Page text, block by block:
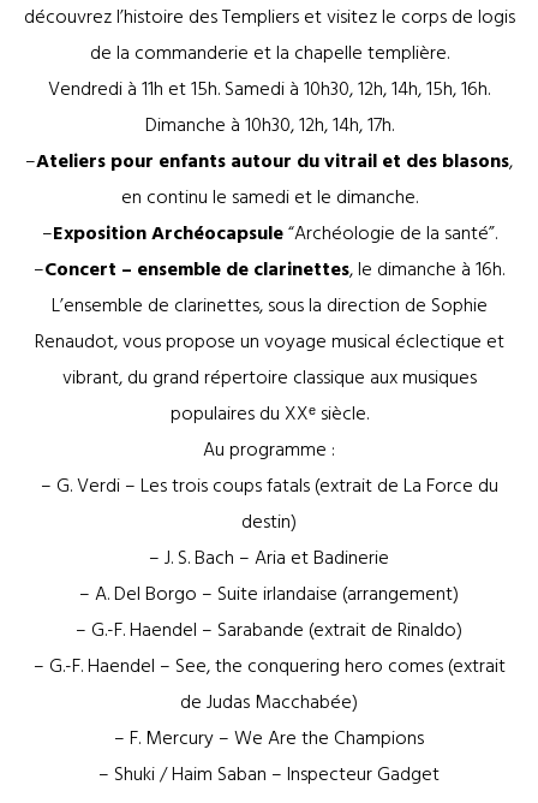
découvrez l’histoire des Templiers et visitez le corps de logis
de la commanderie et la chapelle templière.
Vendredi à 11h et 15h. Samedi à 10h30, 12h, 14h, 15h, 16h.
Dimanche à 10h30, 12h, 14h, 17h.
–Ateliers pour enfants autour du vitrail et des blasons,
en continu le samedi et le dimanche.
–Exposition Archéocapsule“Archéologie de la santé”.
–Concert – ensemble de clarinettes, le dimanche à 16h.
L’ensemble de clarinettes, sous la direction de Sophie
Renaudot, vous propose un voyage musical éclectique et
vibrant, du grand répertoire classique aux musiques
populaires du XXᵉ siècle.
Au programme :
– G. Verdi – Les trois coups fatals (extrait de La Force du
destin)
– J. S. Bach – Aria et Badinerie
– A. Del Borgo – Suite irlandaise (arrangement)
– G.-F. Haendel – Sarabande (extrait de Rinaldo)
– G.-F. Haendel – See, the conquering hero comes (extrait
de Judas Macchabée)
– F. Mercury – We Are the Champions
– Shuki / Haim Saban – Inspecteur Gadget